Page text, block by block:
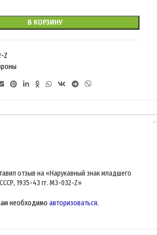
В КОРЗИНУ
Z
отзыв на «Нарукавный знак младшего
1935-43 гг. M3-032-Z»
необходимо авторизоваться.